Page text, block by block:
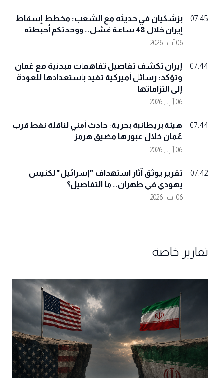
07:45
بزشكيان في حديثه مع الشعب: مخطط إسقاط
إيران خلال 48 ساعة فشل.. ووحدتكم أحبطته
06 آب , 2026
07:44
إيران تكشف تفاصيل تفاهمات مبدئية مع عُمان
وتؤكد: رسائل أميركية تفيد باستعدادها للعودة
إلى التزاماتها
06 آب , 2026
07:44
هيئة بريطانية بحرية: حادث أمني لناقلة نفط قرب
عُمان خلال عبورها مضيق هرمز
06 آب , 2026
07:42
تقرير يوثّق آثار استهداف "إسرائيل" لكنيس
يهودي في طهران.. ما التفاصيل؟
06 آب , 2026
تقارير خاصة